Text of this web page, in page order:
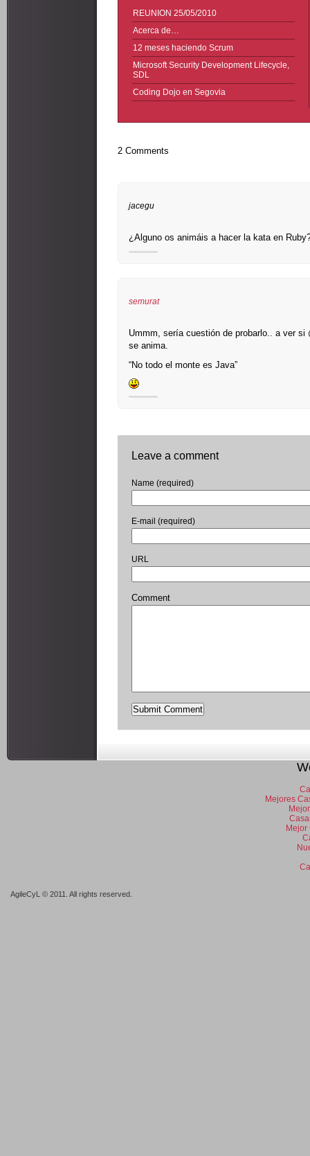
REUNION 25/05/2010
Acerca de…
12 meses haciendo Scrum
Microsoft Security Development Lifecycle,
SDL
Coding Dojo en Segovia
2 Comments
jacegu
¿Alguno os animáis a hacer la kata en
semurat
Ummm, sería cuestión de probarlo.. a ver si
se anima.
“No todo el monte es Java”
Leave a comment
Name (required)
E-mail (required)
URL
Comment
Mejores
Mejor
AgileCyL © 2011. All rights reserved.